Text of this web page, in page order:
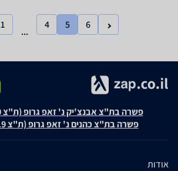
1
...
4 5 6
פשרה בת"צ אבנצ'יק נ' זאפ גרופ (ת"צ 23008-08-20)
פשרה בת"צ כהנים נ' זאפ גרופ (ת"צ 60371-12-19)
אודות